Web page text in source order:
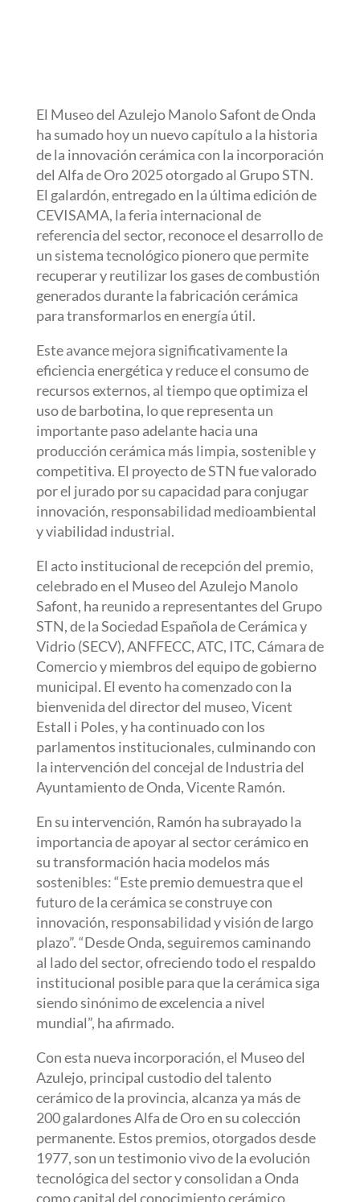
El Museo del Azulejo Manolo Safont de Onda
ha sumado hoy un nuevo capítulo a la historia
de la innovación cerámica con la incorporación
del Alfa de Oro 2025 otorgado al Grupo STN.
El galardón, entregado en la última edición de
CEVISAMA, la feria internacional de
referencia del sector, reconoce el desarrollo de
un sistema tecnológico pionero que permite
recuperar y reutilizar los gases de combustión
generados durante la fabricación cerámica
para transformarlos en energía útil.
Este avance mejora significativamente la
eficiencia energética y reduce el consumo de
recursos externos, al tiempo que optimiza el
uso de barbotina, lo que representa un
importante paso adelante hacia una
producción cerámica más limpia, sostenible y
competitiva. El proyecto de STN fue valorado
por el jurado por su capacidad para conjugar
innovación, responsabilidad medioambiental
y viabilidad industrial.
El acto institucional de recepción del premio,
celebrado en el Museo del Azulejo Manolo
Safont, ha reunido a representantes del Grupo
STN, de la Sociedad Española de Cerámica y
Vidrio (SECV), ANFFECC, ATC, ITC, Cámara de
Comercio y miembros del equipo de gobierno
municipal. El evento ha comenzado con la
bienvenida del director del museo, Vicent
Estall i Poles, y ha continuado con los
parlamentos institucionales, culminando con
la intervención del concejal de Industria del
Ayuntamiento de Onda, Vicente Ramón.
En su intervención, Ramón ha subrayado la
importancia de apoyar al sector cerámico en
su transformación hacia modelos más
sostenibles: “Este premio demuestra que el
futuro de la cerámica se construye con
innovación, responsabilidad y visión de largo
plazo”. “Desde Onda, seguiremos caminando
al lado del sector, ofreciendo todo el respaldo
institucional posible para que la cerámica siga
siendo sinónimo de excelencia a nivel
mundial”, ha afirmado.
Con esta nueva incorporación, el Museo del
Azulejo, principal custodio del talento
cerámico de la provincia, alcanza ya más de
200 galardones Alfa de Oro en su colección
permanente. Estos premios, otorgados desde
1977, son un testimonio vivo de la evolución
tecnológica del sector y consolidan a Onda
como capital del conocimiento cerámico.